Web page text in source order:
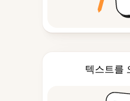
텍스트를